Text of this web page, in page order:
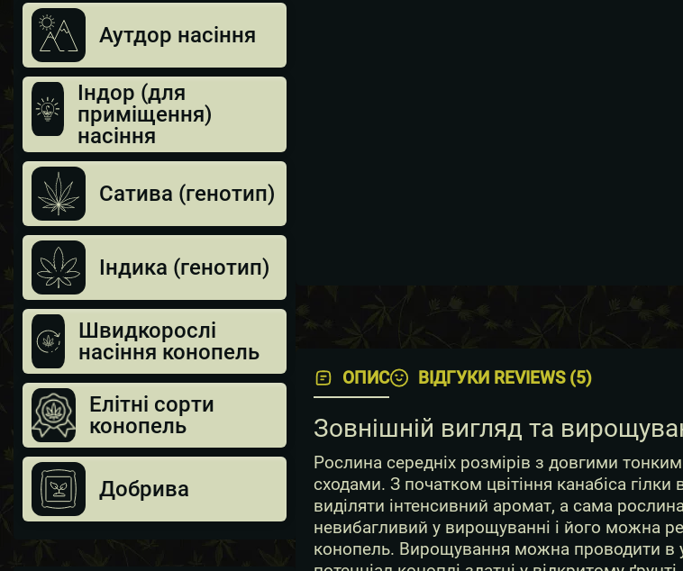
Аутдор насіння
Індор (для
приміщення)
насіння
Сатива (генотип)
Індика (генотип)
Швидкорослі
насіння конопель
Елітні сорти
конопель
Добрива
ОПИС ВІДГУКИ REVIEWS (5)
Зовнішній вигляд та
Рослина середніх розмірів з довгими
сходами. З початком цвітіння канабіса
виділяти інтенсивний аромат, а сама
невибагливий у вирощуванні і його можна
конопель. Вирощування можна проводити в